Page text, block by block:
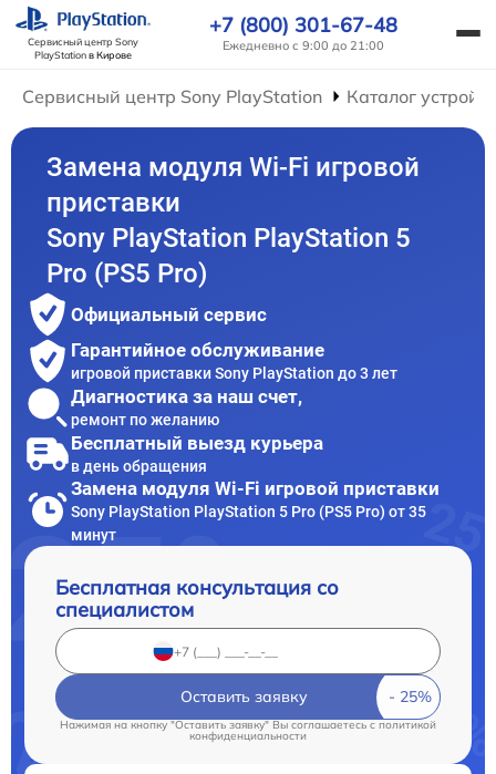
Сервисный центр Sony
PlayStationв Кирове
+7 (800) 301-67-48
Ежедневно с 9:00 до 21:00
Сервисный центр Sony PlayStation Каталог
Замена модуля Wi-Fi игровой
приставки
Sony PlayStation PlayStation 5
Pro (PS5 Pro)
Официальный сервис
Гарантийное обслуживание
игровой приставки Sony PlayStation до 3 лет
Диагностика за наш счет,
ремонт по желанию
Бесплатный выезд курьера
в день обращения
Замена модуля Wi-Fi игровой приставки
Sony PlayStation PlayStation 5 Pro (PS5 Pro) от 35
минут
Бесплатная консультация со
специалистом
Оставить заявку
Нажимая на кнопку "Оставить заявку" Вы соглашаетесь cполитикой
конфиденциальности